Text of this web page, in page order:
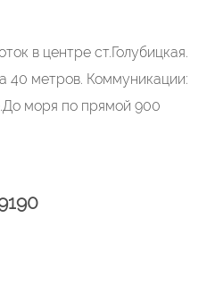
в центре ст.Голубицкая.
40 метров. Коммуникации:
моря по прямой 900